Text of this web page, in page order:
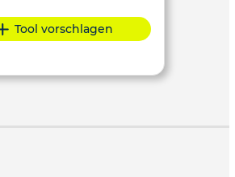
Tool vorschlagen